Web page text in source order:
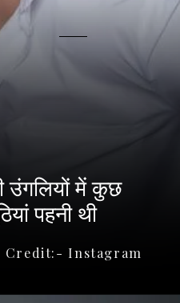
Credit:- Instagram
उंगलियों में कुछ
पहनी थी